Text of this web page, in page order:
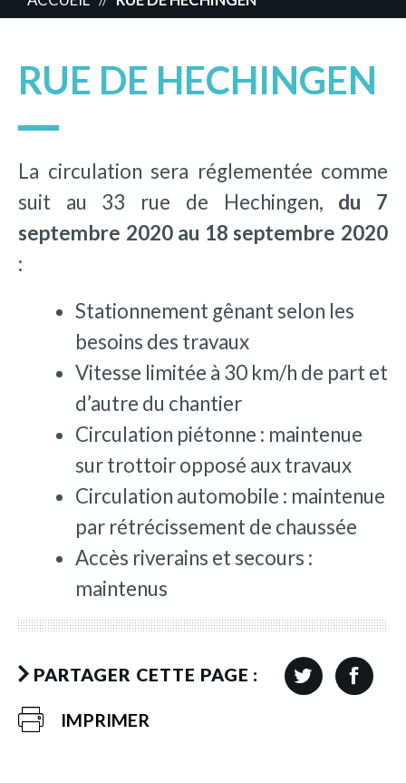
RUE DE HECHINGEN
La circulation sera réglementée comme
suit au 33 rue de Hechingen, du 7
septembre 2020 au 18 septembre 2020
:
Stationnement gênant selon les
besoins des travaux
Vitesse limitée à 30 km/h de part et
d’autre du chantier
Circulation piétonne : maintenue
sur trottoir opposé aux travaux
Circulation automobile : maintenue
par rétrécissement de chaussée
Accès riverains et secours :
maintenus
PARTAGER CETTE PAGE :
IMPRIMER